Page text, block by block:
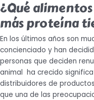
¿Qué
más proteína
En los últimos años son
concienciado y han
personas que deciden
animal ha crecido
distribuidores de
que una de las